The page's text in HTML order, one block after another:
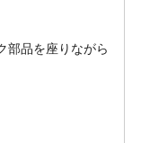
部品を座りながら